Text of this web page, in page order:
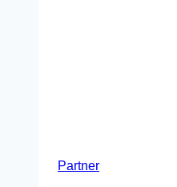
Partner